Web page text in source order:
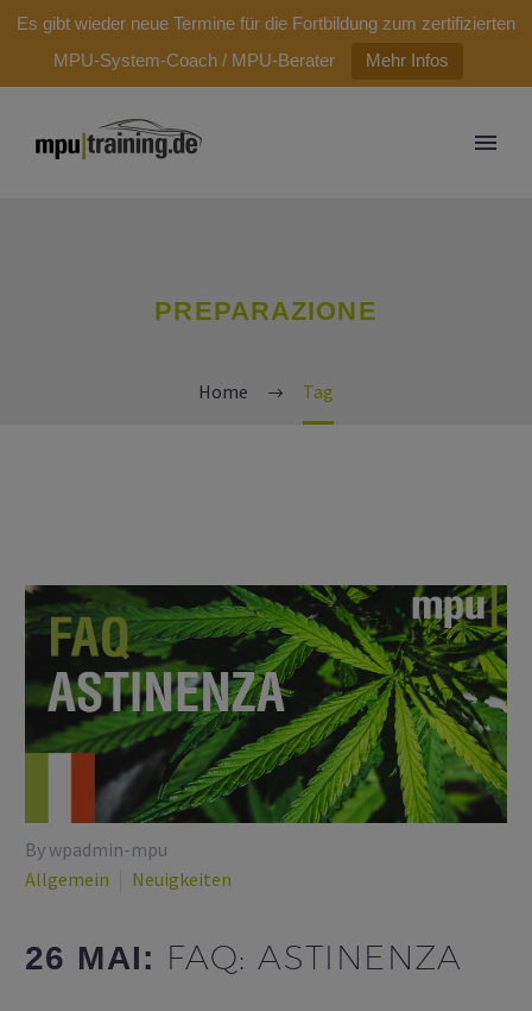
Es gibt wieder neue Termine für die Fortbildung zum zertifizierten
MPU-System-Coach / MPU-Berater
Mehr Infos
PREPARAZIONE
Home Tag
By wpadmin-mpu
Allgemein
Neuigkeiten
26 MAI: FAQ: ASTINENZA
modal-check